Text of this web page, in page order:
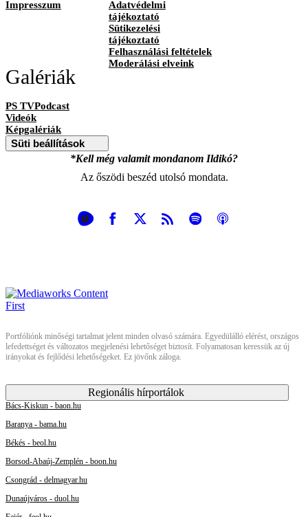
Impresszum
Adatvédelmi
tájékoztató
Sütikezelési
tájékoztató
Felhasználási feltételek
Moderálási elveink
Galériák
PS TVPodcast
Videók
Képgalériák
Süti beállítások
*Kell még valamit mondanom Ildikó?
Az őszödi beszéd utolsó mondata.
Portfóliónk minőségi tartalmat jelent minden olvasó számára. Egyedülálló elérést, országos
lefedettséget és változatos megjelenési lehetőséget biztosít. Folyamatosan keressük az új
irányokat és fejlődési lehetőségeket. Ez jövőnk záloga.
Regionális hírportálok
Bács-Kiskun - baon.hu
Baranya - bama.hu
Békés - beol.hu
Borsod-Abaúj-Zemplén - boon.hu
Csongrád - delmagyar.hu
Dunaújváros - duol.hu